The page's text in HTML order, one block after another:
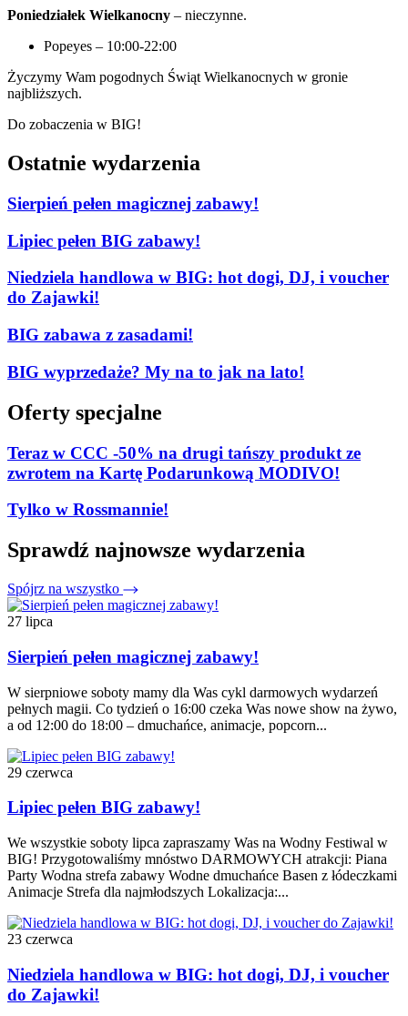
Poniedziałek Wielkanocny – nieczynne.
Popeyes – 10:00-22:00
Życzymy Wam pogodnych Świąt Wielkanocnych w gronie
najbliższych.
Do zobaczenia w BIG!
Ostatnie wydarzenia
Sierpień pełen magicznej zabawy!
Lipiec pełen BIG zabawy!
Niedziela handlowa w BIG: hot dogi, DJ, i voucher
do Zajawki!
BIG zabawa z zasadami!
BIG wyprzedaże? My na to jak na lato!
Oferty specjalne
Teraz w CCC -50% na drugi tańszy produkt ze
zwrotem na Kartę Podarunkową MODIVO!
Tylko w Rossmannie!
Sprawdź najnowsze wydarzenia
Spójrz na wszystko
27 lipca
Sierpień pełen magicznej zabawy!
W sierpniowe soboty mamy dla Was cykl darmowych wydarzeń
pełnych magii. Co tydzień o 16:00 czeka Was nowe show na żywo,
a od 12:00 do 18:00 – dmuchańce, animacje, popcorn...
29 czerwca
Lipiec pełen BIG zabawy!
We wszystkie soboty lipca zapraszamy Was na Wodny Festiwal w
BIG! Przygotowaliśmy mnóstwo DARMOWYCH atrakcji: Piana
Party Wodna strefa zabawy Wodne dmuchańce Basen z łódeczkami
Animacje Strefa dla najmłodszych Lokalizacja:...
23 czerwca
Niedziela handlowa w BIG: hot dogi, DJ, i voucher
do Zajawki!